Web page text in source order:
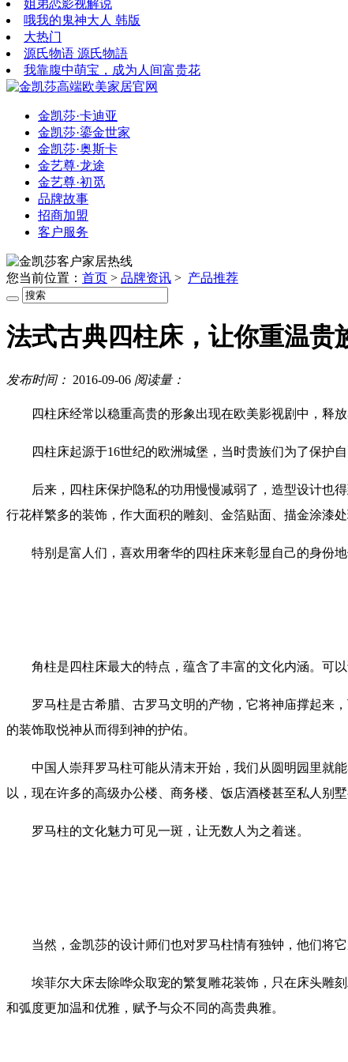
姐弟恋影视解说
哦我的鬼神大人 韩版
大热门
源氏物语 源氏物語
我靠腹中萌宝，成为人间富贵花
金凯莎·卡迪亚
金凯莎·鎏金世家
金凯莎·奥斯卡
金艺尊·龙途
金艺尊·初觅
品牌故事
招商加盟
客户服务
您当前位置： 首页 > 品牌资讯 > 产品推荐
法式古典四柱床，让你重温贵
发布时间： 2016-09-06 阅读量：
四柱床经常以稳重高贵的形象出现在欧美影视剧中，释
四柱床起源于16世纪的欧洲城堡，当时贵族们为了保护
后来，四柱床保护隐私的功用慢慢减弱了，造型设计也
行花样繁多的装饰，作大面积的雕刻、金箔贴面、描金涂漆
特别是富人们，喜欢用奢华的四柱床来彰显自己的身份
角柱是四柱床最大的特点，蕴含了丰富的文化内涵。可
罗马柱是古希腊、古罗马文明的产物，它将神庙撑起来
的装饰取悦神从而得到神的护佑。
中国人崇拜罗马柱可能从清末开始，我们从圆明园里就
以，现在许多的高级办公楼、商务楼、饭店酒楼甚至私人别
罗马柱的文化魅力可见一斑，让无数人为之着迷。
当然，金凯莎的设计师们也对罗马柱情有独钟，他们将
埃菲尔大床去除哗众取宠的繁复雕花装饰，只在床头雕
和弧度更加温和优雅，赋予与众不同的高贵典雅。